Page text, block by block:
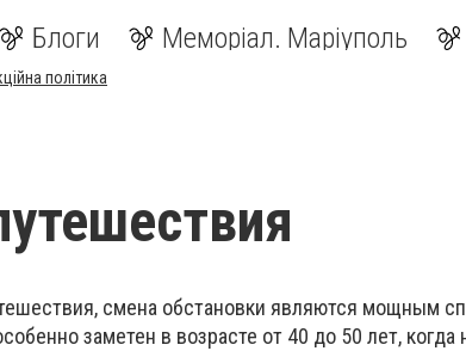
Блоги Меморіал. Маріуполь
політика
смена обстановки являются мощным
заметен в возрасте от 40 до 50 лет, когда